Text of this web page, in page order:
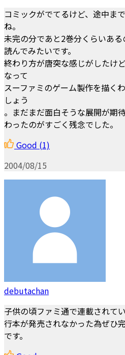
コミックがでてるけど、途中ま
ね。
未完の分であと2巻分くらいあ
読んでみたいです。
終わり方が唐突な感じがしたけ
なって
スーファミのゲーム製作を描く
しょう
。まだまだ面白そうな展開が期
わったのがすごく残念でした。
Good (1)
2004/08/15
debutachan
子供の頃ファミ通で連載されて
行本が発売されなかった為ぜひ
です。